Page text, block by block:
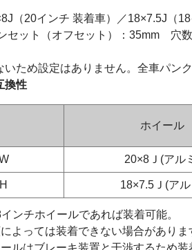
（20インチ 装着車）／18×7.5J（18
セット（オフセット）：35mm 穴
ため設定はありません。全車パン
換性
ホイール
20×8Ｊ(アル
18×7.5Ｊ(ア
ンチホイールであれば装着可能。
よっては装着できない場合がありま
ルはブレーキ装置と干渉するため装